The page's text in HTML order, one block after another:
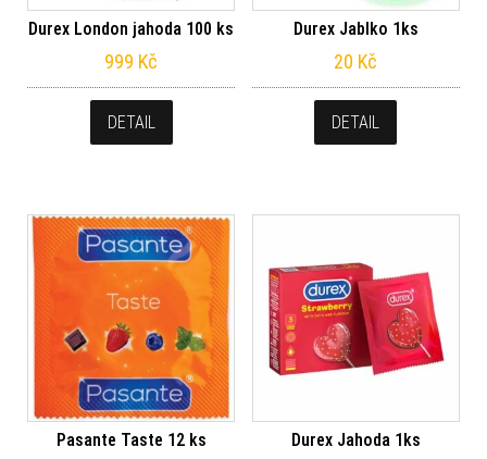
Durex London jahoda 100 ks
999 Kč
DETAIL
Durex Jablko 1ks
20 Kč
DETAIL
Pasante Taste 12 ks Durex Jahoda 1ks